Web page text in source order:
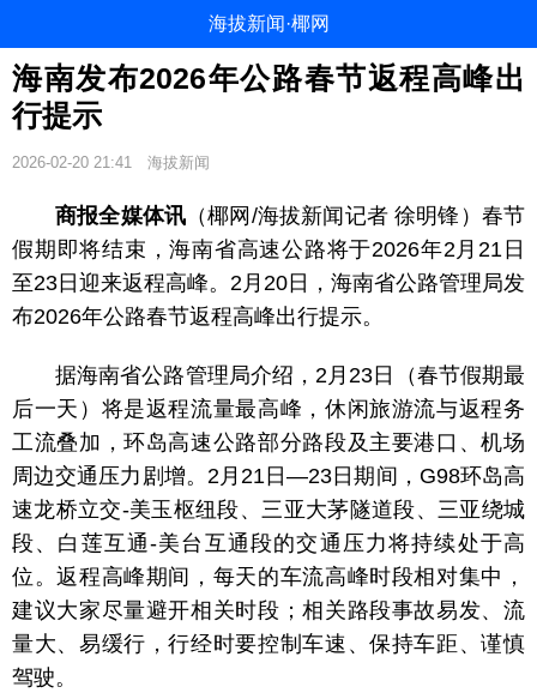
海拔新闻·椰网
海南发布2026年公路春节返程高峰出
行提示
2026-02-20 21:41 海拔新闻
商报全媒体讯 （椰网/海拔新闻记者 徐明锋）春节
假期即将结束，海南省高速公路将于2026年2月21日
至23日迎来返程高峰。2月20日，海南省公路管理局发
布2026年公路春节返程高峰出行提示。
据海南省公路管理局介绍，2月23日（春节假期最
后一天）将是返程流量最高峰，休闲旅游流与返程务
工流叠加，环岛高速公路部分路段及主要港口、机场
周边交通压力剧增。2月21日—23日期间，G98环岛高
速龙桥立交-美玉枢纽段、三亚大茅隧道段、三亚绕城
段、白莲互通-美台互通段的交通压力将持续处于高
位。返程高峰期间，每天的车流高峰时段相对集中，
建议大家尽量避开相关时段；相关路段事故易发、流
量大、易缓行，行经时要控制车速、保持车距、谨慎
驾驶。